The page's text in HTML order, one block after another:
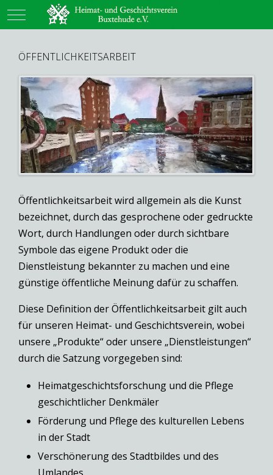
Mobile Menu Toggle
ÖFFENTLICHKEITSARBEIT
Öffentlichkeitsarbeit wird allgemein als die Kunst
bezeichnet, durch das gesprochene oder gedruckte
Wort, durch Handlungen oder durch sichtbare
Symbole das eigene Produkt oder die
Dienstleistung bekannter zu machen und eine
günstige öffentliche Meinung dafür zu schaffen.
Diese Definition der Öffentlichkeitsarbeit gilt auch
für unseren Heimat- und Geschichtsverein, wobei
unsere „Produkte“ oder unsere „Dienstleistungen“
durch die Satzung vorgegeben sind:
Heimatgeschichtsforschung und die Pflege
geschichtlicher Denkmäler
Förderung und Pflege des kulturellen Lebens
in der Stadt
Verschönerung des Stadtbildes und des